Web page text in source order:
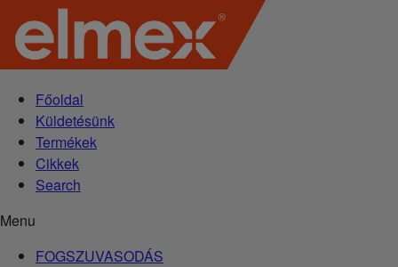
Főoldal
Küldetésünk
Termékek
Cikkek
Search
Menu
FOGSZUVASODÁS